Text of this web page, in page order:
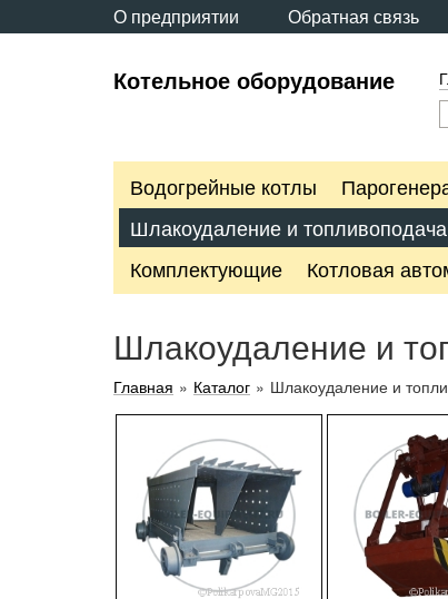
О предприятии Обратная связь
Котельное оборудование
Водогрейные котлы
Шлакоудаление и топливоподача
Комплектующие
Котловая
Шлакоудаление и
Главная » Каталог » Шлакоудаление и